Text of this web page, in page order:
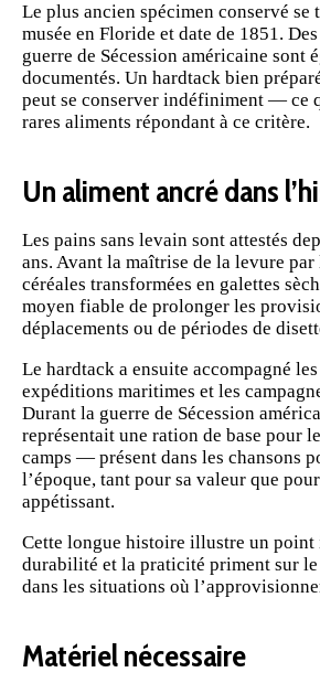
Le plus ancien spécimen conservé se
musée en Floride et date de 1851.
guerre de Sécession américaine sont
documentés. Un hardtack bien
peut se conserver indéfiniment — ce
rares aliments répondant à ce critère.
Un aliment ancré dans
Les pains sans levain sont attestés
ans. Avant la maîtrise de la levure par
céréales transformées en galettes
moyen fiable de prolonger les
déplacements ou de périodes de
Le hardtack a ensuite accompagné
expéditions maritimes et les
Durant la guerre de Sécession
représentait une ration de base pour
camps — présent dans les chansons
l’époque, tant pour sa valeur que
appétissant.
Cette longue histoire illustre un
durabilité et la praticité priment sur
dans les situations où
Matériel nécessaire